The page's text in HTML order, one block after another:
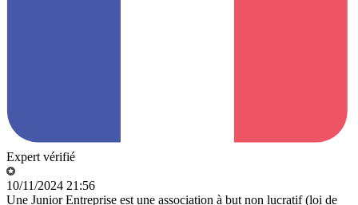
Expert vérifié
10/11/2024 21:56
Une Junior Entreprise est une association à but non lucratif (loi de